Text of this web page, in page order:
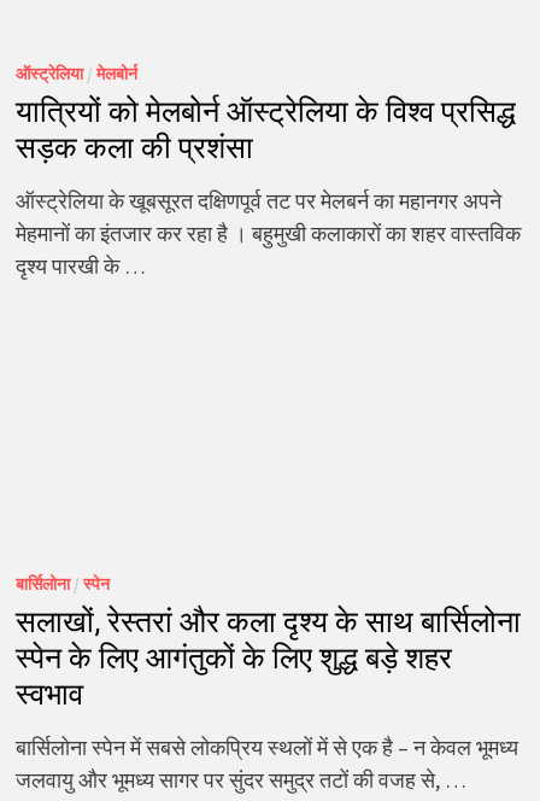
ऑस्ट्रेलिया/मेलबोर्न
यात्रियों को मेलबोर्न ऑस्ट्रेलिया के विश्व प्रसिद्ध
सड़क कला की प्रशंसा
ऑस्ट्रेलिया के खूबसूरत दक्षिणपूर्व तट पर मेलबर्न का महानगर अपने
मेहमानों का इंतजार कर रहा है । बहुमुखी कलाकारों का शहर वास्तविक
दृश्य पारखी के …
बार्सिलोना/स्पेन
सलाखों, रेस्तरां और कला दृश्य के साथ बार्सिलोना
स्पेन के लिए आगंतुकों के लिए शुद्ध बड़े शहर
स्वभाव
बार्सिलोना स्पेन में सबसे लोकप्रिय स्थलों में से एक है – न केवल भूमध्य
जलवायु और भूमध्य सागर पर सुंदर समुद्र तटों की वजह से, …